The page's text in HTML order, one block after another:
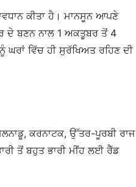
ਕੀਤਾ ਹੈ। ਮਾਨਸੂਨ ਆਪਣੇ
ਦੇ ਬਣਨ ਨਾਲ 1 ਅਕਤੂਬਰ ਤੋਂ 4
ਵਿੱਚ ਹੀ ਸੁਰੱਖਿਅਤ ਰਹਿਣ ਦੀ
ਕਰਨਾਟਕ, ਉੱਤਰ-ਪੂਰਬੀ ਰਾਜ
ਤੋਂ ਬਹੁਤ ਭਾਰੀ ਮੀਂਹ ਲਈ ਰੈੱਡ